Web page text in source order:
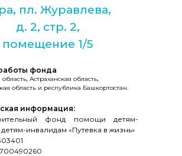
информация:
фонд помощи детям-
инвалидам «Путевка в жизнь»
пл. Журавлева,
д. 2, стр. 2,
помещение 1/5
фонда
Астраханская область,
область и республика Башкортостан.